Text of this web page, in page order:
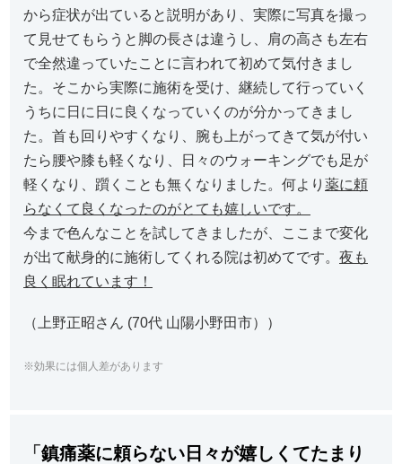
から症状が出ていると説明があり、実際に写真を撮っ
て見せてもらうと脚の長さは違うし、肩の高さも左右
で全然違っていたことに言われて初めて気付きまし
た。そこから実際に施術を受け、継続して行っていく
うちに日に日に良くなっていくのが分かってきまし
た。首も回りやすくなり、腕も上がってきて気が付い
たら腰や膝も軽くなり、日々のウォーキングでも足が
軽くなり、躓くことも無くなりました。何より 薬に頼
らなくて良くなったのがとても嬉しいです。
今まで色んなことを試してきましたが、ここまで変化
が出て献身的に施術してくれる院は初めてです。 夜も
良く眠れています！
（上野正昭さん (70代 山陽小野田市））
※効果には個人差があります
「 鎮痛薬に頼らない日々が嬉しくてたまり